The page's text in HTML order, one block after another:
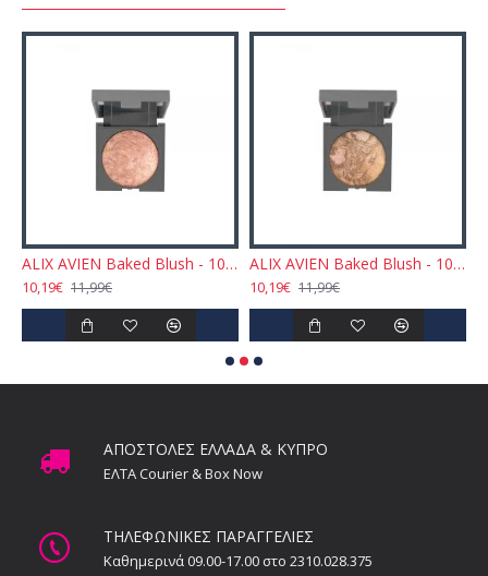
ALIX AVIEN Baked Blush - 103 Sparkling Cinnamon 11gr
10,19€ 11,99€
ALIX AVIEN Baked Blush - 104 Dazzling Chocolate 11gr
10,19€ 11,99€
ΑΠΟΣΤΟΛΕΣ ΕΛΛΑΔΑ & ΚΥΠΡΟ
ΕΛΤΑ Courier & Box Now
ΤΗΛΕΦΩΝΙΚΕΣ ΠΑΡΑΓΓΕΛΙΕΣ
Καθημερινά 09.00-17.00 στο 2310.028.375